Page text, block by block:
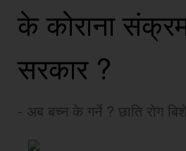
के कोराना
सरकार ?
- अब बच्न के गर्ने ? छाति रोग